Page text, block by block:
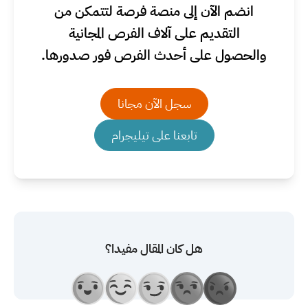
انضم الآن إلى منصة فرصة لتتمكن من
التقديم على آلاف الفرص المجانية
والحصول على أحدث الفرص فور صدورها.
سجل الآن مجانا
تابعنا على تيليجرام
هل كان المقال مفيدا؟